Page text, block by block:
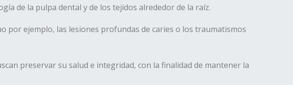
de la pulpa dental y de los tejidos alrededor de la raíz.
por ejemplo, las lesiones profundas de caries o los traumatismos
preservar su salud e integridad, con la finalidad de mantener la